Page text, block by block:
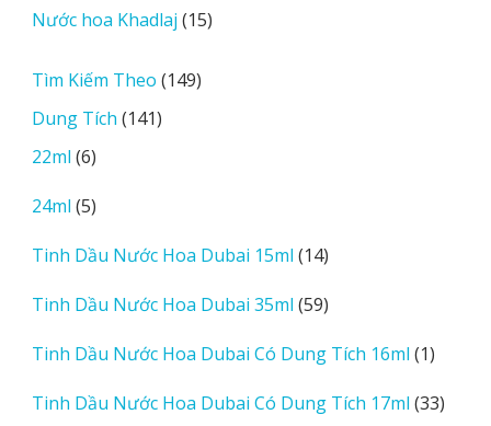
phẩm
Nước hoa Khadlaj 1515
Tìm Kiếm Theo 149149
Dung Tích 141141
22ml 66
phẩm
24ml 55
phẩm
Tinh Dầu Nước Hoa Dubai 15ml 1414
phẩm
Tinh Dầu Nước Hoa Dubai 35ml 5959
phẩm
Tinh Dầu Nước Hoa Dubai Có Dung Tích 16ml 11
phẩm
Tinh Dầu Nước Hoa Dubai Có Dung Tích 17ml 3333